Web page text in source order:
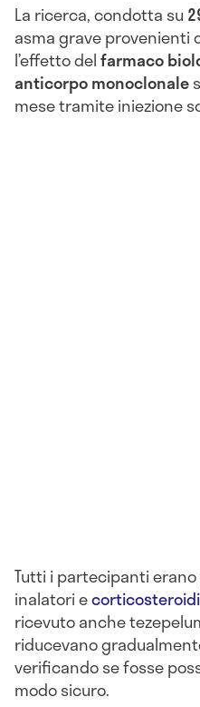
La ricerca, condotta su
asma grave provenienti
l’effetto delfarmaco
anticorpo monoclonale
mese tramite iniezione
Tutti i partecipanti
inalatori ecorticosteroidi
ricevuto anche
riducevano
verificando se fosse
modo sicuro.